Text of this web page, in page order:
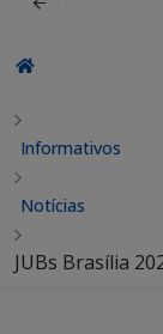
Informativos
Notícias
JUBs Brasília